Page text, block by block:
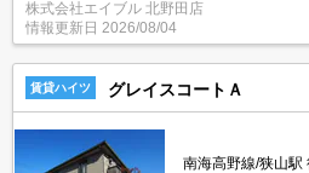
株式会社エイブル 北野田店
情報更新日 2026/08/04
賃貸ハイツ グレイスコートＡ
南海高野線/狭山駅